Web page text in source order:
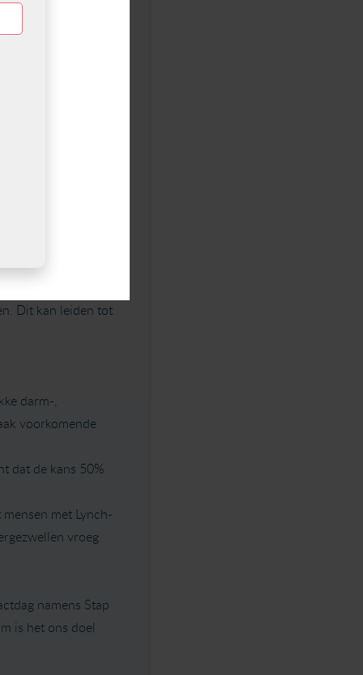
link. ->
het risico op
Dit kan leiden tot
darm-,
voorkomende
dat de kans 50%
met Lynch-
vroeg
namens Stap
is het ons doel